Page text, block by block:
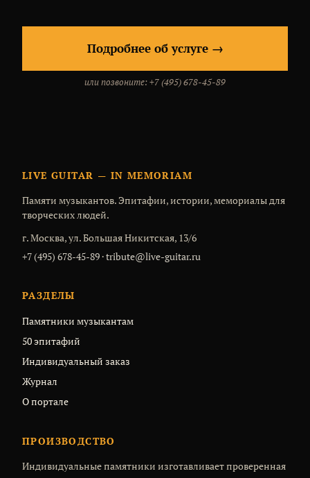
Подробнее об услуге →
или позвоните: +7 (495) 678-45-89
LIVE GUITAR — IN MEMORIAM
Памяти музыкантов. Эпитафии, истории, мемориалы для
творческих людей.
г. Москва, ул. Большая Никитская, 13/6
+7 (495) 678-45-89 ·tribute@live-guitar.ru
РАЗДЕЛЫ
Памятники музыкантам
50 эпитафий
Индивидуальный заказ
Журнал
О портале
ПРОИЗВОДСТВО
Индивидуальные памятники изготавливает проверенная